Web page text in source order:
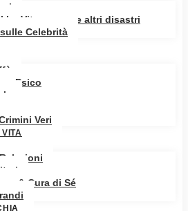
Vita, amore e altri disastri
Celebrità
Psico
Veri
& Cura di Sé